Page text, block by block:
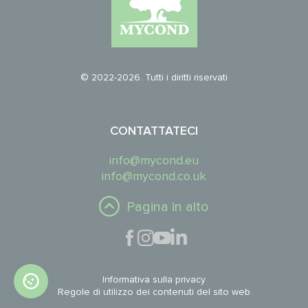
© 2022-2026. Tutti i diritti riservati
CONTATTATECI
info@mycond.eu
info@mycond.co.uk
Pagina in alto
Informativa sulla privacy
Regole di utilizzo dei contenuti del sito web